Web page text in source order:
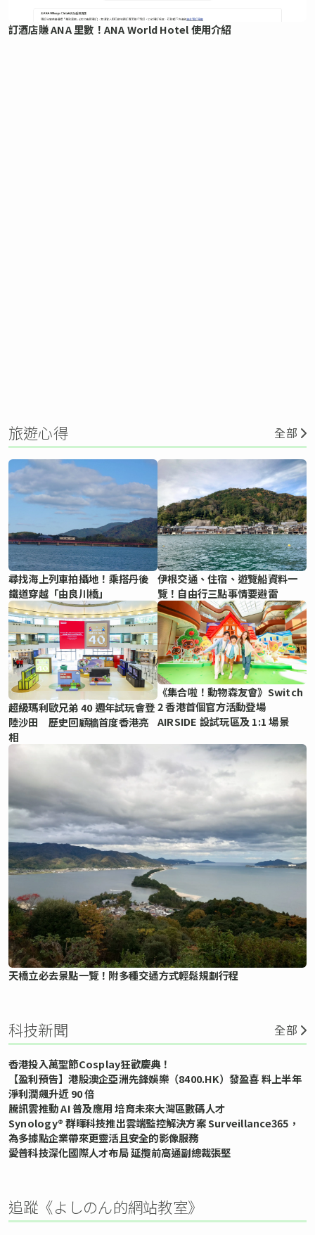
訂酒店賺 ANA 里數！ANA World Hotel 使用介紹
旅遊心得 全部
尋找海上列車拍攝地！乘搭丹後
鐵道穿越「由良川橋」
伊根交通、住宿、遊覽船資料一
覽！自由行三點事情要避雷
超級瑪利歐兄弟 40 週年試玩會登
陸沙田 歷史回顧牆首度香港亮
相
《集合啦！動物森友會》Switch
2 香港首個官方活動登場
AIRSIDE 設試玩區及 1:1 場景
天橋立必去景點一覽！附多種交通方式輕鬆規劃行程
科技新聞 全部
香港投入萬聖節Cosplay狂歡慶典！
【盈利預告】港股澳企亞洲先鋒娛樂（8400.HK）發盈喜 料上半年
淨利潤飆升近 90 倍
騰訊雲推動 AI 普及應用 培育未來大灣區數碼人才
Synology® 群暉科技推出雲端監控解決方案 Surveillance365，
為多據點企業帶來更靈活且安全的影像服務
愛普科技深化國際人才布局 延攬前高通副總裁張堅
追蹤《よしのん的網站教室》